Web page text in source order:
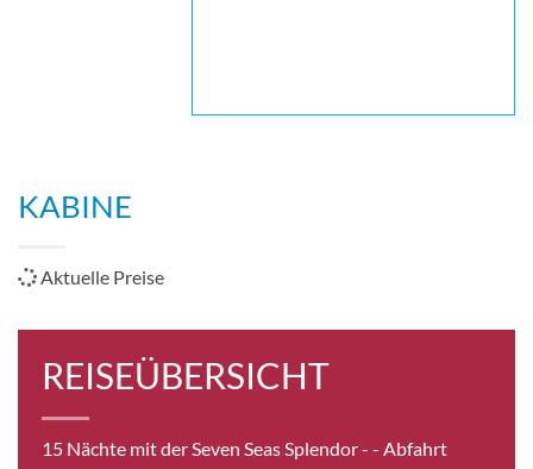
KABINE
Aktuelle Preise
REISEÜBERSICHT
15 Nächte mit der Seven Seas Splendor - - Abfahrt